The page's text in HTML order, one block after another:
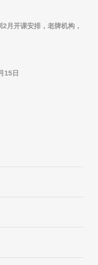
月开课安排，老牌机构，
15日